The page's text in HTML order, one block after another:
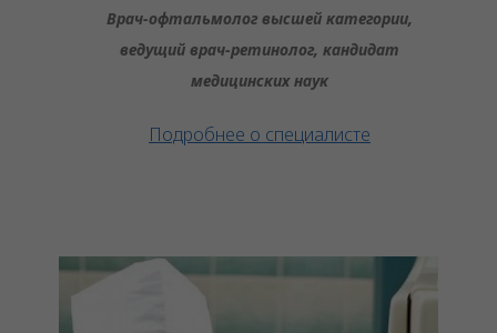
Врач-офтальмолог высшей категории,
ведущий врач-ретинолог, кандидат
медицинских наук
Подробнее о специалисте